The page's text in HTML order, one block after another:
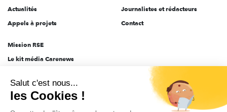
Actualités
Appels à projets
Journalistes et rédacteurs
Contact
Mission RSE
Le kit média Carenews
AEF info
Novethic
Salut c'est nous...
les Cookies !